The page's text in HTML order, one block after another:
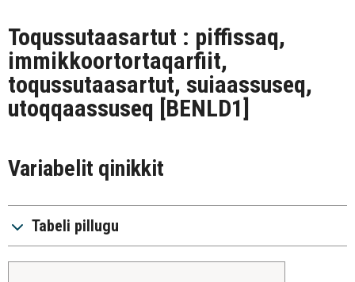
Toqussutaasartut : piffissaq,
immikkoortortaqarfiit,
toqussutaasartut, suiaassuseq,
utoqqaassuseq [BENLD1]
Variabelit qinikkit
Tabeli pillugu